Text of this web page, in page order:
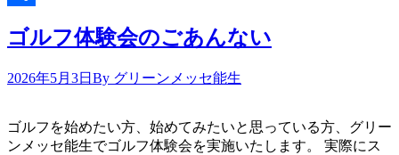
有
ゴルフ体験会のごあんない
2026年5月3日 By グリーンメッセ能生
ゴルフを始めたい方、始めてみたいと思っている方、グリー
ンメッセ能生でゴルフ体験会を実施いたします。 実際にス